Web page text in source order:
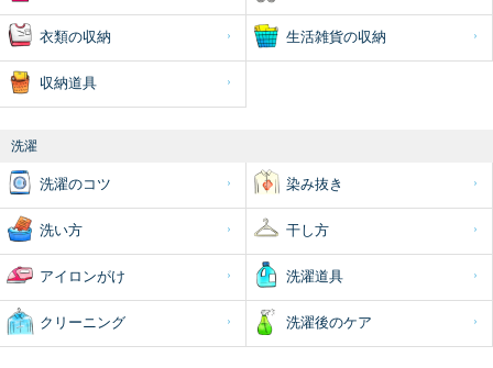
衣類の収納 生活雑貨の収納
収納道具
洗濯
洗濯のコツ 染み抜き
洗い方 干し方
アイロンがけ 洗濯道具
クリーニング 洗濯後のケア